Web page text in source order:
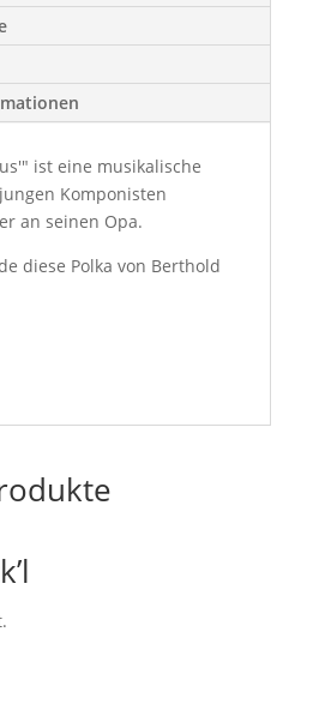
ist eine musikalische
Komponisten
an seinen Opa.
diese Polka von Berthold